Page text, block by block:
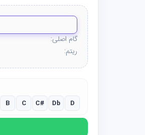
گام اصلی:
ریتم:
B C C# Db D